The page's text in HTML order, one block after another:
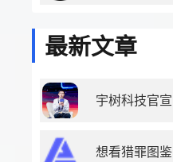
最新文章
宇树科技官宣
想看猎罪图鉴